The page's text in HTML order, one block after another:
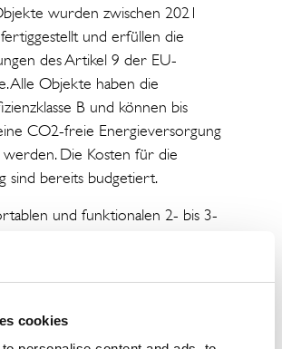
cookies
wurden zwischen 2021
und erfüllen die
des Artikel 9 der EU-
Alle Objekte haben die
B und können bis
CO2-freie Energieversorgung
werden. Die Kosten für die
sind bereits budgetiert.
und funktionalen 2- bis 3-
Küchen und Bäder sowie